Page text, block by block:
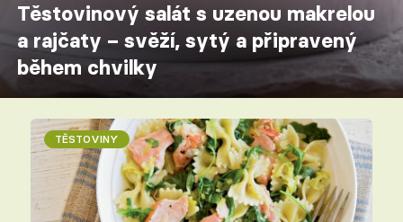
Těstovinový salát s uzenou makrelou
a rajčaty – svěží, sytý a připravený
během chvilky
TĚSTOVINY